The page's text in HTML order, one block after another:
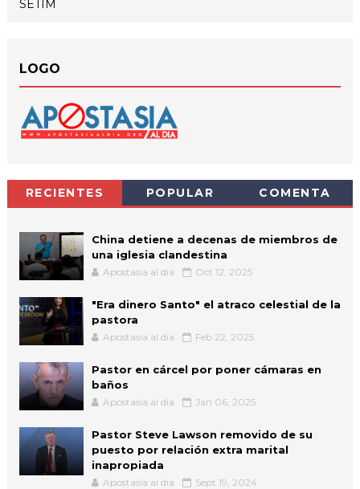
SETIM
LOGO
RECIENTES POPULAR COMENTA
China detiene a decenas de miembros de
una iglesia clandestina
Apostasia al dia Oct 12, 2025
"Era dinero Santo" el atraco celestial de la
pastora
Apostasia al dia Feb 22, 2025
Pastor en cárcel por poner cámaras en
baños
Apostasia al dia Jan 06, 2025
Pastor Steve Lawson removido de su
puesto por relación extra marital
inapropiada
Apostasia al dia Sept 19, 2024